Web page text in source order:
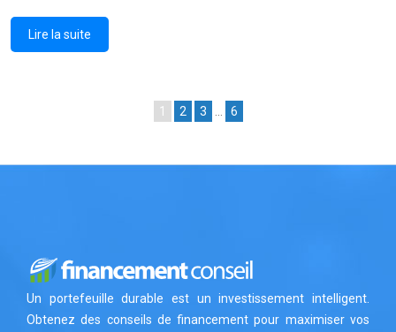
Lire la suite
1 2 3 6
Un portefeuille durable est un investissement intelligent.
Obtenez des conseils de financement pour maximiser vos